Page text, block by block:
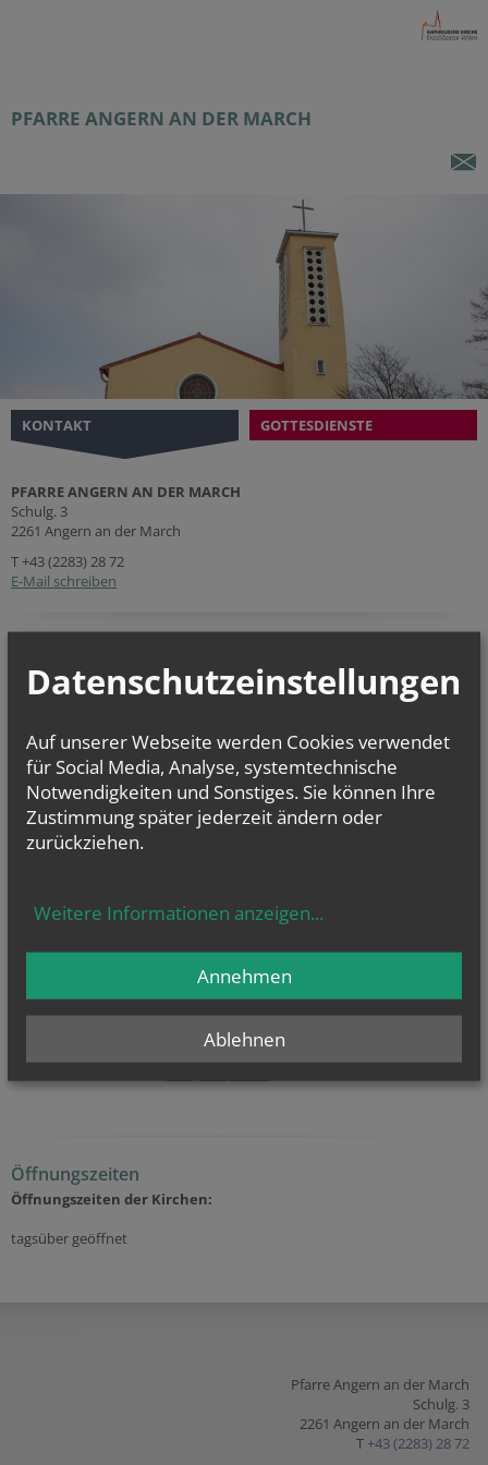
PFARRE ANGERN AN DER MARCH
KONTAKT GOTTESDIENSTE
PFARRE ANGERN AN DER MARCH
Schulg. 3
2261 Angern an der March
T+43 (2283) 28 72
E-Mail schreiben
Pfarre Angern an der March
Die Pfarre liegt im Vikariat unter dem Mannhartsberg. Für die Pfarre
verantwortlich ist Pfarrer GR Mag. Dr. Johann Rosner. In Angern/March
leben 781 Gläubige. Pfarrkirchen sind meist einem Heiligen geweiht, das
so genannte Patrozinium von Angern/March ist: Kreuzauffindung (um
1400, Markt).
… Taufe(weitereInfos...)
Infos...)und
… Beerdigung(weitereInfos...)
Öffnungszeiten
Öffnungszeiten der Kirchen:
tagsüber geöffnet
Pfarre Angern an der March
Schulg. 3
2261 Angern an der March
T +43 (2283) 28 72
Datenschutzeinstellungen
Auf unserer Webseite werden Cookies verwendet
für Social Media, Analyse, systemtechnische
Notwendigkeiten und Sonstiges. Sie können Ihre
Zustimmung später jederzeit ändern oder
zurückziehen.
Weitere Informationen anzeigen...
Ablehnen
Annehmen